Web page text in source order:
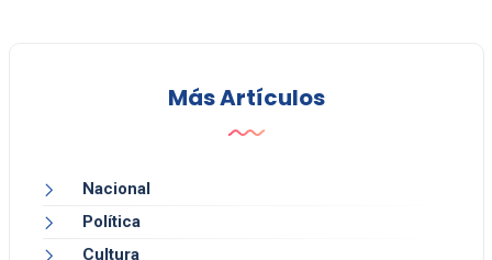
Más Artículos
Nacional
Política
Cultura